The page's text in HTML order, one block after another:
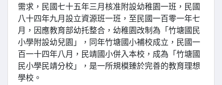
需求， 民國七十五年三月核准附設幼稚園一班，民國
八十四年九月設立資源班一班，至民國一百零一年七
月 ， 因應教育部幼托整合，幼稚園改制為「竹塘國民
小學附設幼兒園」，同年竹塘國小補校成立， 民國一
百一十四年八月，民靖國小併入本校，成為「竹塘國
民小學民靖分校」
，是一所規模臻於完善的教育理想
學校。